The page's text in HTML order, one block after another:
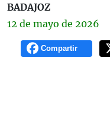
BADAJOZ
12 de mayo de 2026
Compartir